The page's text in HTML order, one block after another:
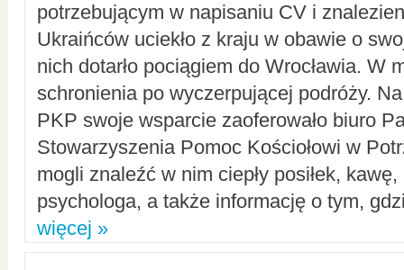
potrzebującym w napisaniu CV i
Ukraińców uciekło z kraju w obawie o
nich dotarło pociągiem do Wrocławia. W
schronienia po wyczerpującej podróży.
PKP swoje wsparcie zaoferowało biuro
Stowarzyszenia Pomoc Kościołowi w
mogli znaleźć w nim ciepły posiłek,
psychologa, a także informację o tym,
więcej »